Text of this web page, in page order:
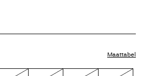
Maattabel